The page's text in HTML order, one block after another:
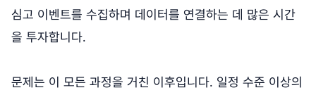
심고 이벤트를 수집하며 데이터를 연결하는 데 많은 시간
을 투자합니다.
문제는 이 모든 과정을 거친 이후입니다. 일정 수준 이상의